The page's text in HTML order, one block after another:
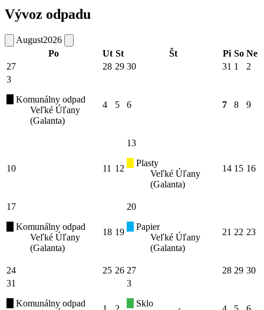
Vývoz odpadu
August2026
Po
Ut St Št Pi So Ne
27
28 29 30 31 1
2
3
Komunálny odpad
Veľké Úľany
(Galanta)
4 5 6 7 8 9
10 11 12
13
Plasty
Veľké Úľany
(Galanta)
14 15 16
17
Komunálny odpad
Veľké Úľany
(Galanta)
18 19
20
Papier
Veľké Úľany
(Galanta)
21 22 23
24 25 26 27 28 29 30
31
Komunálny odpad
3
Sklo